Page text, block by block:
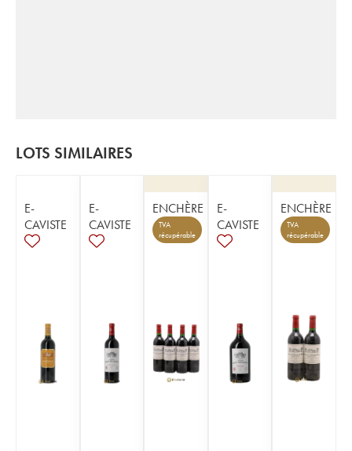
LOTS SIMILAIRES
E-
CAVISTE
E-
CAVISTE
ENCHÈRE
TVA
récupérable
E-
CAVISTE
ENCHÈRE
TVA
récupérable